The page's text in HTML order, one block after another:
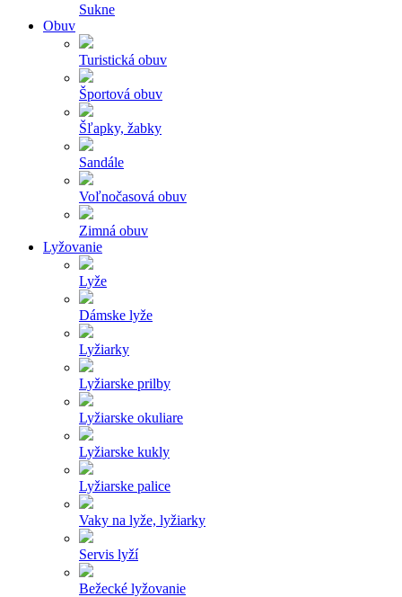
Sukne
Obuv
Turistická obuv
Športová obuv
Šľapky, žabky
Sandále
Voľnočasová obuv
Zimná obuv
Lyžovanie
Lyže
Dámske lyže
Lyžiarky
Lyžiarske prilby
Lyžiarske okuliare
Lyžiarske kukly
Lyžiarske palice
Vaky na lyže, lyžiarky
Servis lyží
Bežecké lyžovanie